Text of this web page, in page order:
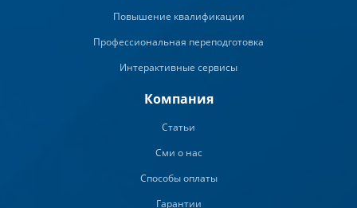
Повышение квалификации
Профессиональная переподготовка
Интерактивные сервисы
Компания
Статьи
Сми о нас
Способы оплаты
Гарантии